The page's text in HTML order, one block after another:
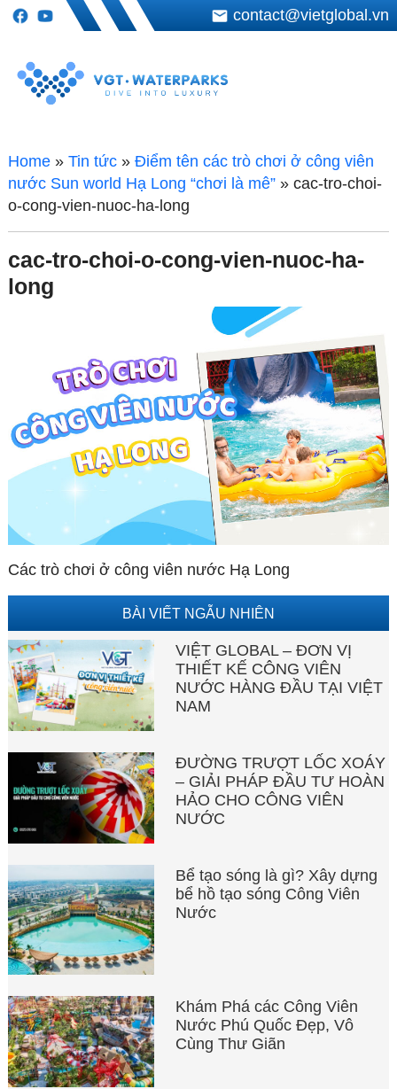
contact@vietglobal.vn
Home» Tin tức» Điểm tên các trò chơi ở công viên
nước Sun world Hạ Long “chơi là mê”» cac-tro-choi-
o-cong-vien-nuoc-ha-long
cac-tro-choi-o-cong-vien-nuoc-ha-
long
Các trò chơi ở công viên nước Hạ Long
BÀI VIẾT NGẪU NHIÊN
VIỆT GLOBAL – ĐƠN VỊ
THIẾT KẾ CÔNG VIÊN
NƯỚC HÀNG ĐẦU TẠI VIỆT
NAM
ĐƯỜNG TRƯỢT LỐC XOÁY
– GIẢI PHÁP ĐẦU TƯ HOÀN
HẢO CHO CÔNG VIÊN
NƯỚC
Bể tạo sóng là gì? Xây dựng
bể hồ tạo sóng Công Viên
Nước
Khám Phá các Công Viên
Nước Phú Quốc Đẹp, Vô
Cùng Thư Giãn